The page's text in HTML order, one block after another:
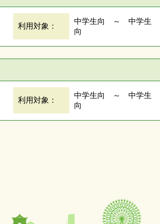
利用対象：
中学生向 ～ 中学生
向
利用対象：
中学生向 ～ 中学生
向